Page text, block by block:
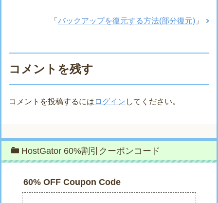
「 バックアップを復元する方法(部分復元) 」
コメントを残す
コメントを投稿するには ログイン してください。
HostGator 60%割引クーポンコード
60% OFF Coupon Code